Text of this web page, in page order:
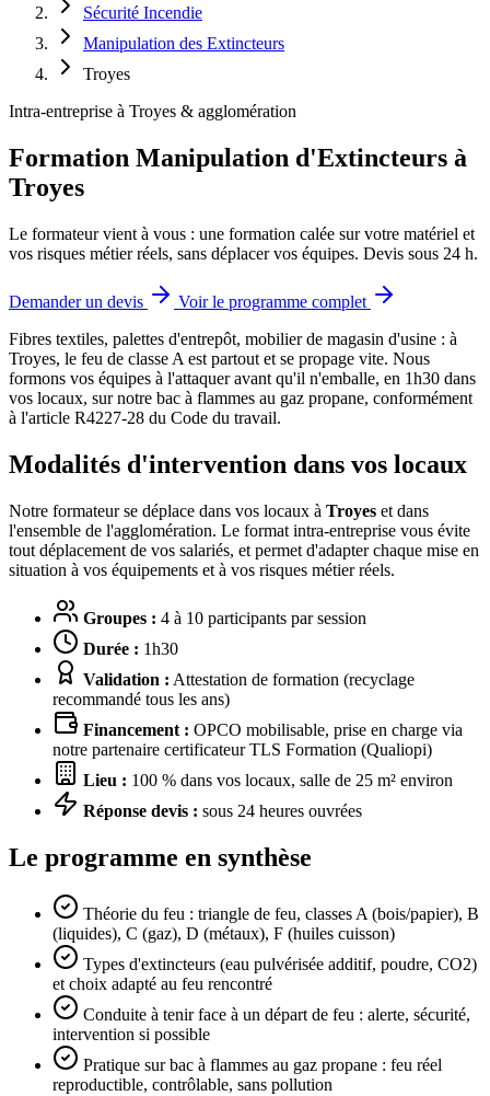
Sécurité Incendie
Manipulation des Extincteurs
Troyes
Intra-entreprise à Troyes & agglomération
Formation Manipulation d'Extincteurs à
Troyes
Le formateur vient à vous : une formation calée sur votre matériel et
vos risques métier réels, sans déplacer vos équipes. Devis sous 24 h.
Demander un devis
Voir le programme complet
Fibres textiles, palettes d'entrepôt, mobilier de magasin d'usine : à
Troyes, le feu de classe A est partout et se propage vite. Nous
formons vos équipes à l'attaquer avant qu'il n'emballe, en 1h30 dans
vos locaux, sur notre bac à flammes au gaz propane, conformément
à l'article R4227-28 du Code du travail.
Modalités d'intervention dans vos locaux
Notre formateur se déplace dans vos locaux à Troyes et dans
l'ensemble de l'agglomération. Le format intra-entreprise vous évite
tout déplacement de vos salariés, et permet d'adapter chaque mise en
situation à vos équipements et à vos risques métier réels.
Groupes : 4 à 10 participants par session
Durée : 1h30
Validation : Attestation de formation (recyclage
recommandé tous les ans)
Financement : OPCO mobilisable, prise en charge via
notre partenaire certificateur TLS Formation (Qualiopi)
Lieu : 100 % dans vos locaux, salle de 25 m² environ
Réponse devis : sous 24 heures ouvrées
Le programme en synthèse
Théorie du feu : triangle de feu, classes A (bois/papier), B
(liquides), C (gaz), D (métaux), F (huiles cuisson)
Types d'extincteurs (eau pulvérisée additif, poudre, CO2)
et choix adapté au feu rencontré
Conduite à tenir face à un départ de feu : alerte, sécurité,
intervention si possible
Pratique sur bac à flammes au gaz propane : feu réel
reproductible, contrôlable, sans pollution